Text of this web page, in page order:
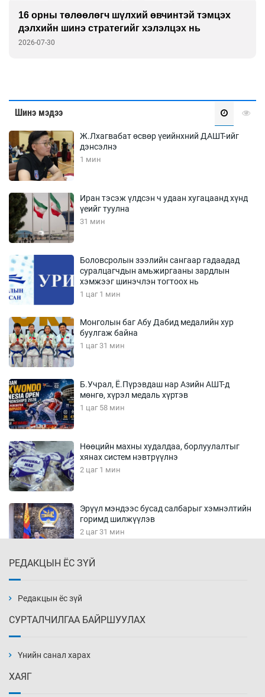
16 орны төлөөлөгч шүлхий өвчинтэй тэмцэх
дэлхийн шинэ стратегийг хэлэлцэх нь
2026-07-30
Шинэ мэдээ
Ж.Лхагвабат өсвөр үеийнхний ДАШТ-ийг
дэнсэлнэ
1 мин
Иран тэсэж үлдсэн ч удаан хугацаанд хүнд
үеийг туулна
31 мин
Боловсролын зээлийн сангаар гадаадад
суралцагчдын амьжиргааны зардлын
хэмжээг шинэчлэн тогтоох нь
1 цаг 1 мин
Монголын баг Абу Дабид медалийн хур
буулгаж байна
1 цаг 31 мин
Б.Учрал, Ё.Пүрэвдаш нар Азийн АШТ-д
мөнгө, хүрэл медаль хүртэв
1 цаг 58 мин
Нөөцийн махны худалдаа, борлуулалтыг
хянах систем нэвтрүүлнэ
2 цаг 1 мин
Эрүүл мэндээс бусад салбарыг хэмнэлтийн
горимд шилжүүлэв
2 цаг 31 мин
2 цаг 46 мин
3 цаг 1 мин
РЕДАКЦЫН ЁС ЗҮЙ
Редакцын ёс зүй
СУРТАЛЧИЛГАА БАЙРШУУЛАХ
Үнийн санал харах
ХАЯГ